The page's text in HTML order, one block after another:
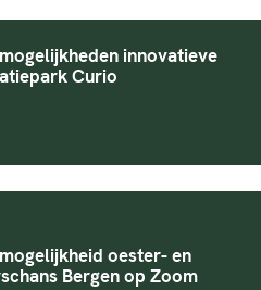
innovatieve
Curio
oester- en
Bergen op Zoom